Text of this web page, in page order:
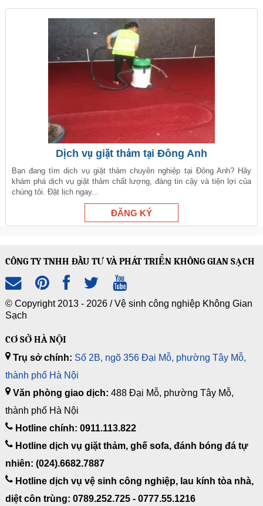
Dịch vụ giặt thảm tại Đông Anh
Bạn đang tìm dịch vụ giặt thảm chuyên nghiệp tại Đông Anh? Hãy
khám phá dịch vụ giặt thảm chất lượng, đáng tin cậy và tiện lợi của
chúng tôi. Đặt lịch ngay...
CÔNG TY TNHH ĐẦU TƯ VÀ PHÁT TRIỂN KHÔNG GIAN SẠCH
© Copyright 2013 - 2026 /Vệ sinh công nghiệp Không Gian
Sạch
CƠ SỞ HÀ NỘI
Trụ sở chính: Số 2B, ngõ 356 Đại Mỗ, phường Tây Mỗ,
thành phố Hà Nội
Văn phòng giao dịch: 488 Đại Mỗ, phường Tây Mỗ,
thành phố Hà Nội
Hotline chính: 0911.113.822
Hotline dịch vụ giặt thảm, ghế sofa, đánh bóng đá tự
nhiên: (024).6682.7887
Hotline dịch vụ vệ sinh công nghiệp, lau kính tòa nhà,
diệt côn trùng: 0789.252.725 - 0777.55.1216